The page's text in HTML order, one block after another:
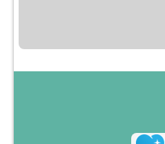
pentru bani.